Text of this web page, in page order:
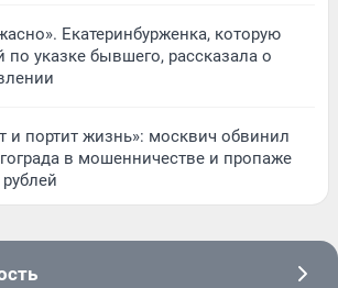
Екатеринбурженка, которую
по указке бывшего, рассказала о
и портит жизнь»: москвич обвинил
в мошенничестве и пропаже